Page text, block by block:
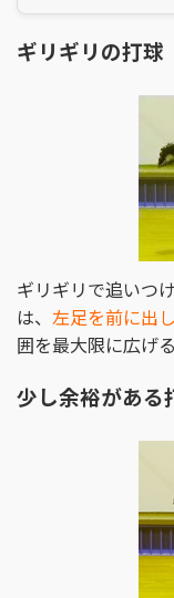
ギリギリの打球
ギリギリで追いつ
は、 左足を前に出し
囲を最大限に広げ
少し余裕がある